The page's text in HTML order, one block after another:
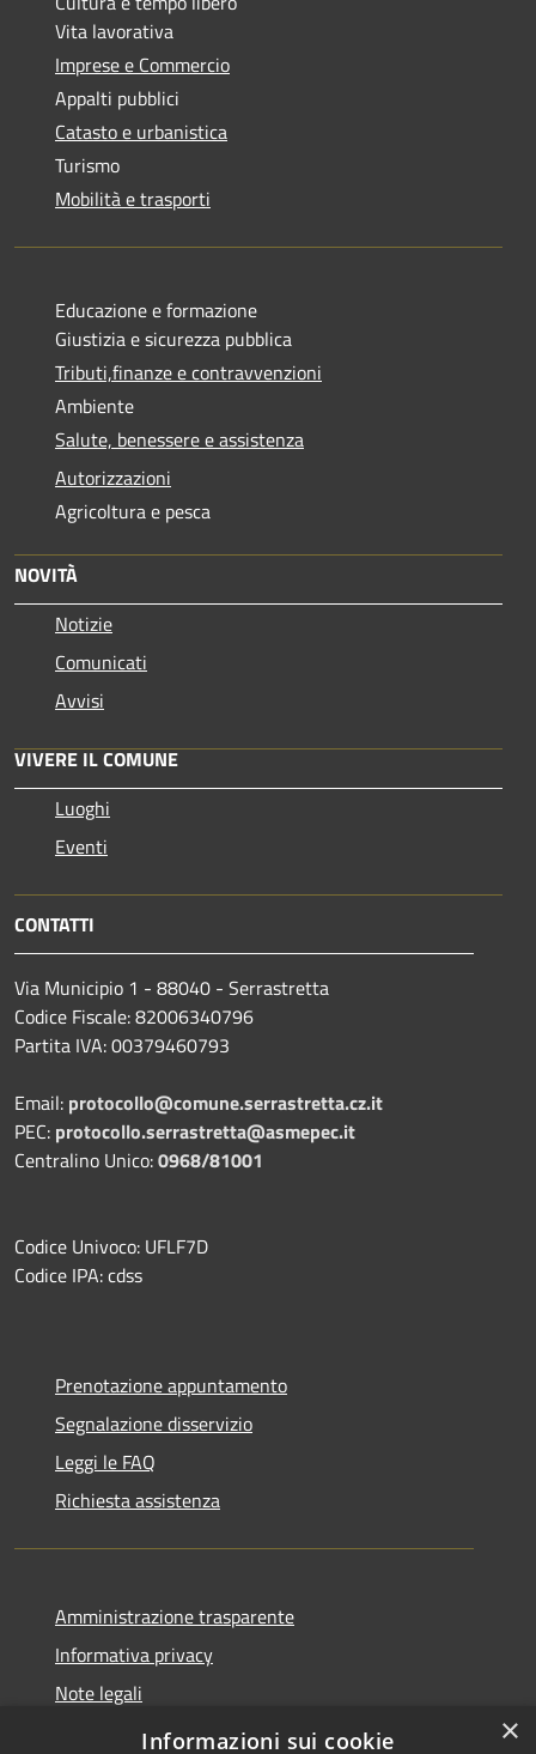
Vita lavorativa
Imprese e Commercio
Appalti pubblici
Catasto e urbanistica
Turismo
Mobilità e trasporti
Educazione e formazione
Giustizia e sicurezza pubblica
Tributi,finanze e contravvenzioni
Ambiente
Salute, benessere e assistenza
Autorizzazioni
Agricoltura e pesca
NOVITÀ
Notizie
Comunicati
Avvisi
VIVERE IL COMUNE
Luoghi
Eventi
CONTATTI
Via Municipio 1 - 88040 - Serrastretta
Codice Fiscale: 82006340796
Partita IVA: 00379460793
Email: protocollo@comune.serrastretta.cz.it
PEC: protocollo.serrastretta@asmepec.it
Centralino Unico:0968/81001
Codice Univoco: UFLF7D
Codice IPA: cdss
Prenotazione appuntamento
Segnalazione disservizio
Leggi le FAQ
Richiesta assistenza
Amministrazione trasparente
Informativa privacy
Note legali
Dichiarazione di accessibilità
×
Informazioni sui cookie